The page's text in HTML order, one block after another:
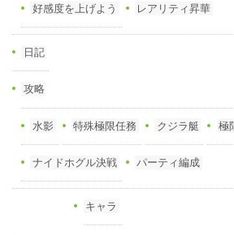
好感度を上げよう レアリティ昇華
日記
攻略
水影 特殊極限任務 クジラ艇 極
ナイドホグル決戦 パーティ編成
キャラ